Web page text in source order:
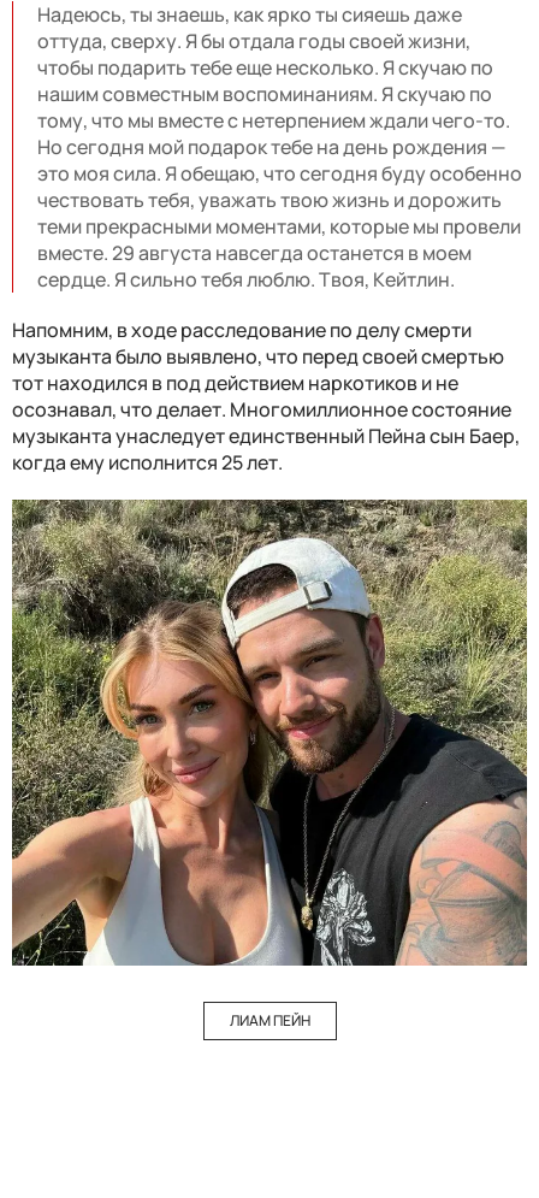
Надеюсь, ты знаешь, как ярко ты сияешь даже
оттуда, сверху. Я бы отдала годы своей жизни,
чтобы подарить тебе еще несколько. Я скучаю по
нашим совместным воспоминаниям. Я скучаю по
тому, что мы вместе с нетерпением ждали чего-то.
Но сегодня мой подарок тебе на день рождения —
это моя сила. Я обещаю, что сегодня буду особенно
чествовать тебя, уважать твою жизнь и дорожить
теми прекрасными моментами, которые мы провели
вместе. 29 августа навсегда останется в моем
сердце. Я сильно тебя люблю. Твоя, Кейтлин.
Напомним, в ходе расследование по делу смерти
музыканта было выявлено, что перед своей смертью
тот находился в под действием наркотиков и не
осознавал, что делает. Многомиллионное состояние
музыканта унаследует единственный Пейна сын Баер,
когда ему исполнится 25 лет.
ЛИАМ ПЕЙН